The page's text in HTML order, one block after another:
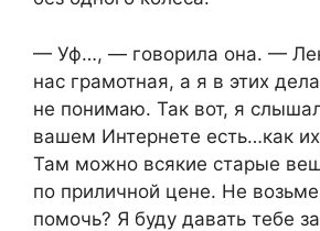
— Уф…, — говорила она. —
нас грамотная, а я в этих
не понимаю. Так вот, я
вашем Интернете есть…как
Там можно всякие старые
по приличной цене. Не
помочь? Я буду давать тебе